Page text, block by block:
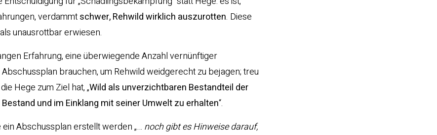
verdammtschwer, Rehwild wirklich auszurotten. Diese
unausrottbar erwiesen.
Erfahrung, eine überwiegende Anzahl vernünftiger
brauchen, um Rehwild weidgerecht zu bejagen; treu
Hege zum Ziel hat, „Wild als unverzichtbaren Bestandteil der
und im Einklang mit seiner Umwelt zu erhalten“.
Abschussplan erstellt werden „… noch gibt es Hinweise darauf,